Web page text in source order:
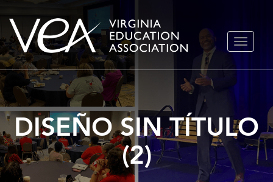
Ir
al
contenido
DISEÑO SIN TÍTULO
(2)